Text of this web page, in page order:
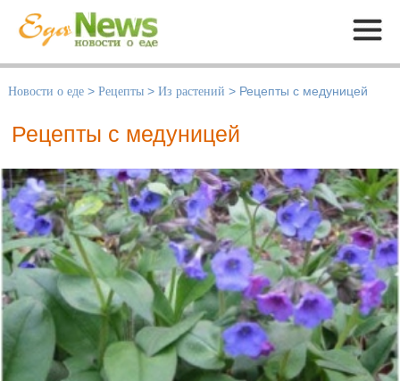
Меню
Новости о еде > Рецепты > Из растений > Рецепты с медуницей
Рецепты с медуницей